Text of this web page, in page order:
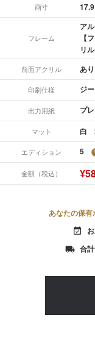
画寸
フレーム
ア
【
リ
前面アクリル あり
印刷仕様 ジ
出力用紙 プ
マット 白
エディション 5
金額（税込）
あなたの保
event_available
local_shipping 合